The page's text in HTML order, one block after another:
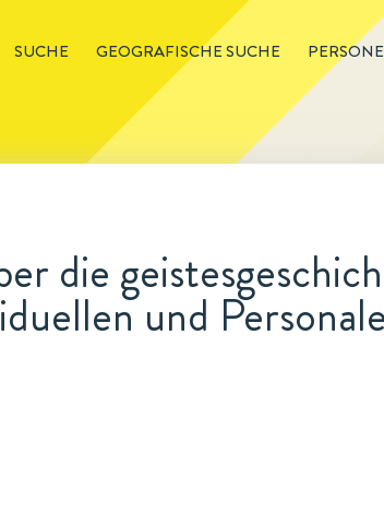
SUCHE GEOGRAFISCHE SUCHE
die
und